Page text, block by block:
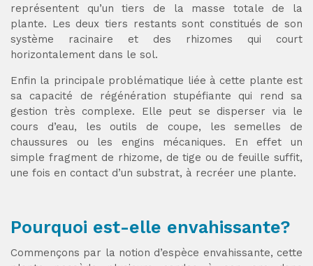
représentent qu’un tiers de la masse totale de la
plante. Les deux tiers restants sont constitués de son
système racinaire et des rhizomes qui court
horizontalement dans le sol.
Enfin la principale problématique liée à cette plante est
sa capacité de régénération stupéfiante qui rend sa
gestion très complexe. Elle peut se disperser via le
cours d’eau, les outils de coupe, les semelles de
chaussures ou les engins mécaniques. En effet un
simple fragment de rhizome, de tige ou de feuille suffit,
une fois en contact d’un substrat, à recréer une plante.
Pourquoi est-elle envahissante?
Commençons par la notion d’espèce envahissante, cette